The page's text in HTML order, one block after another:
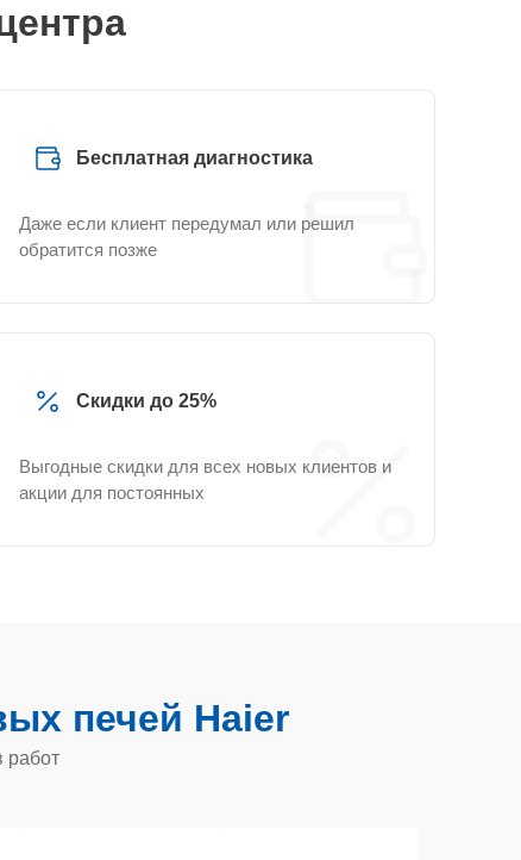
Бесплатная диагностика
Даже если клиент передумал или решил
обратится позже
Скидки до 25%
Выгодные скидки для всех новых клиентов и
акции для постоянных
печей Haier
работ